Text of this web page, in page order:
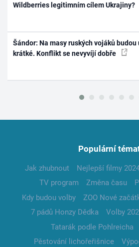
Wildberries legitimním cílem Ukrajiny?
Šándor: Na masy ruských vojáků
krátké. Konflikt se nevyvíjí dobře
Populární
Jak zhubnout Nejlepší filmy
TV program
Změna času
Kdy budou volby
ZOO Nové
7 pádů Honzy Dědka
Volby
Tatarák podle Pohlreicha
Pěstování lichořeřišnice